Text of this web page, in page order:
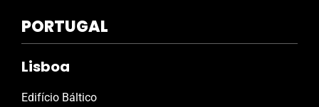
PORTUGAL
Lisboa
Edifício Báltico